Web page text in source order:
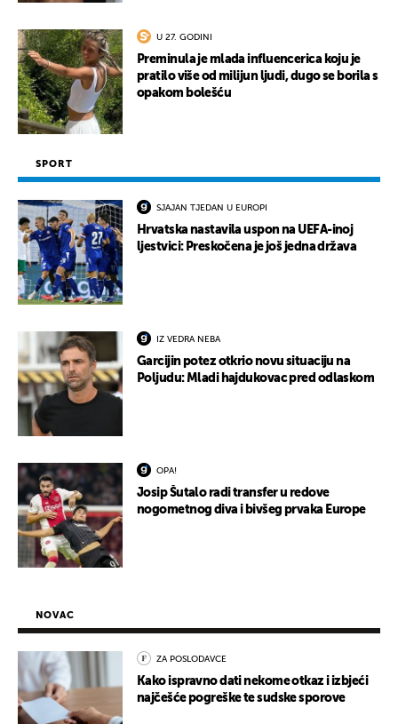
U 27. GODINI
Preminula je mlada influencerica koju je
pratilo više od milijun ljudi, dugo se borila s
opakom bolešću
SPORT
SJAJAN TJEDAN U EUROPI
Hrvatska nastavila uspon na UEFA-inoj
ljestvici: Preskočena je još jedna država
IZ VEDRA NEBA
Garcijin potez otkrio novu situaciju na
Poljudu: Mladi hajdukovac pred odlaskom
OPA!
Josip Šutalo radi transfer u redove
nogometnog diva i bivšeg prvaka Europe
NOVAC
ZA POSLODAVCE
Kako ispravno dati nekome otkaz i izbjeći
najčešće pogreške te sudske sporove